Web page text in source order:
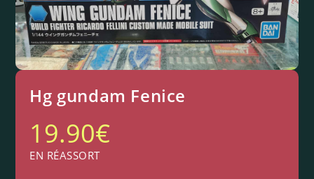
Hg gundam Fenice
19.90€
EN RÉASSORT